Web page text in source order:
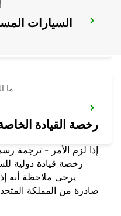
السيارات
ما
رخصة القيادة
إذا لزم الأمر - ترجمة
رخصة قيادة دولية
يرجى ملاحظة أنه
صادرة من المملكة